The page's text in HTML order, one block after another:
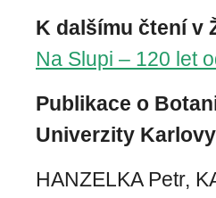
K dalšímu čtení v
Na Slupi – 120 let
Publikace o
Univerzity
HANZELKA Petr,